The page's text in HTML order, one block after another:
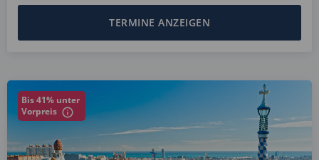
TERMINE ANZEIGEN
Bis 41% unter
Vorpreis